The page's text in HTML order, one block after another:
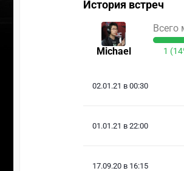
История встреч
Michael
Всего
1
02.01.21 в 00:30
01.01.21 в 22:00
17.09.20 в 16:15